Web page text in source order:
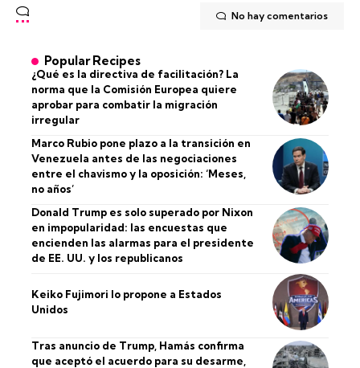
No hay comentarios
Popular Recipes
¿Qué es la directiva de facilitación? La
norma que la Comisión Europea quiere
aprobar para combatir la migración
irregular
Marco Rubio pone plazo a la transición en
Venezuela antes de las negociaciones
entre el chavismo y la oposición: ‘Meses,
no años’
Donald Trump es solo superado por Nixon
en impopularidad: las encuestas que
encienden las alarmas para el presidente
de EE. UU. y los republicanos
Keiko Fujimori lo propone a Estados
Unidos
Tras anuncio de Trump, Hamás confirma
que aceptó el acuerdo para su desarme,